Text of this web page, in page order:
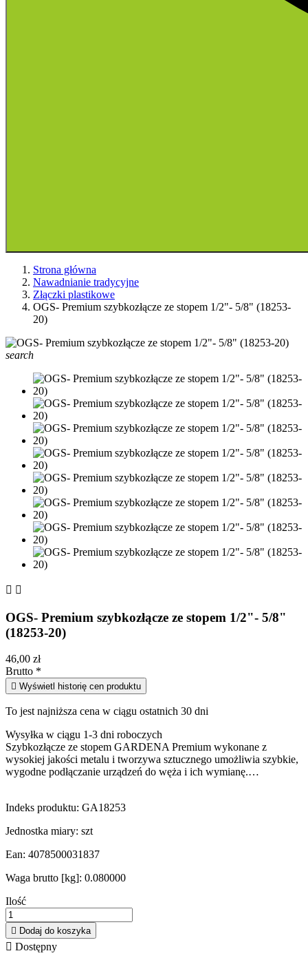
Strona główna
Nawadnianie tradycyjne
Złączki plastikowe
OGS- Premium szybkozłącze ze stopem 1/2"- 5/8" (18253-
20)
search
 
OGS- Premium szybkozłącze ze stopem 1/2"- 5/8"
(18253-20)
46,00 zł
Brutto *
 Wyświetl historię cen produktu
To jest najniższa cena w ciągu ostatnich 30 dni
Wysyłka w ciągu 1-3 dni roboczych
Szybkozłącze ze stopem GARDENA Premium wykonane z
wysokiej jakości metalu i tworzywa sztucznego umożliwia szybkie,
wygodne podłączanie urządzeń do węża i ich wymianę.…
Indeks produktu: GA18253
Jednostka miary: szt
Ean: 4078500031837
Waga brutto [kg]: 0.080000
Ilość
 Dodaj do koszyka
 Dostępny